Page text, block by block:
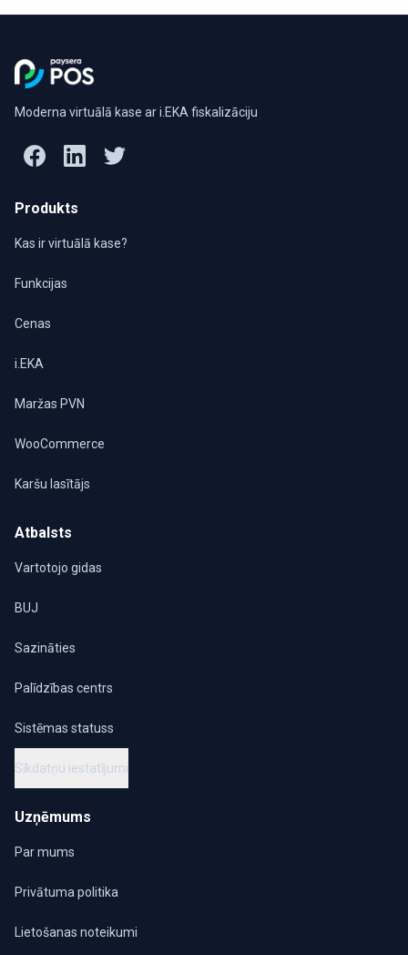
Moderna virtuālā kase ar i.EKA fiskalizāciju
Produkts
Kas ir virtuālā kase?
Funkcijas
Cenas
i.EKA
Maržas PVN
WooCommerce
Karšu lasītājs
Atbalsts
Vartotojo gidas
BUJ
Sazināties
Palīdzības centrs
Sistēmas statuss
Sīkdatņu iestatījumi
Uzņēmums
Par mums
Privātuma politika
Lietošanas noteikumi